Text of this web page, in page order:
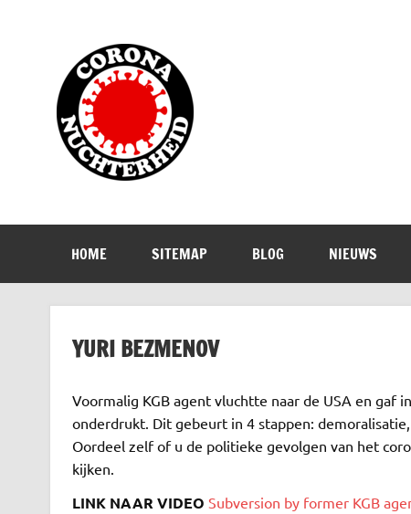
HOME SITEMAP BLOG NIEUWS
YURI BEZMENOV
Voormalig KGB agent vluchtte naar de USA en gaf
onderdrukt. Dit gebeurt in 4 stappen:
Oordeel zelf of u de politieke gevolgen van het
kijken.
LINK NAAR VIDEO Subversion by former KGB